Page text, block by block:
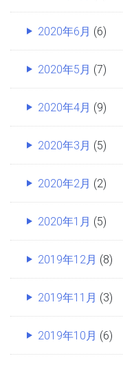
2020年6月 (6)
2020年5月 (7)
2020年4月 (9)
2020年3月 (5)
2020年2月 (2)
2020年1月 (5)
2019年12月 (8)
2019年11月 (3)
2019年10月 (6)